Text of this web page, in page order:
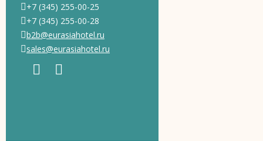
+7 (345) 255-00-25
+7 (345) 255-00-28
b2b@eurasiahotel.ru
sales@eurasiahotel.ru